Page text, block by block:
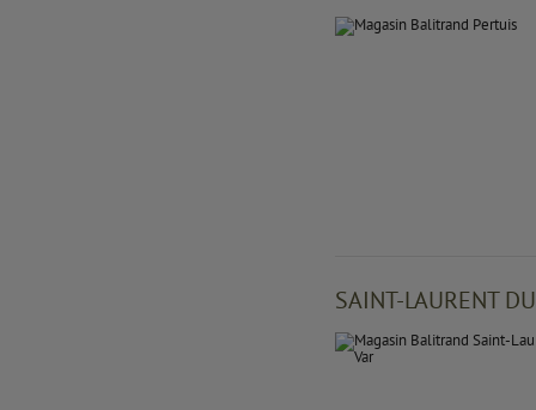
SAINT-LAURENT